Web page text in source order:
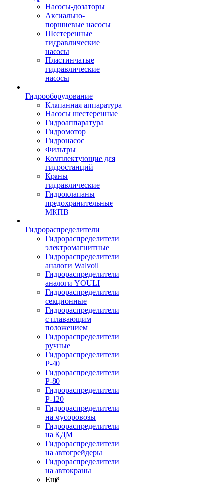
Насосы-дозаторы
Аксиально-
поршневые насосы
Шестеренные
гидравлические
насосы
Пластинчатые
гидравлические
насосы
Гидрооборудование
Клапанная аппаратура
Насосы шестеренные
Гидроаппаратура
Гидромотор
Гидронасос
Фильтры
Комплектующие для
гидростанций
Краны
гидравлические
Гидроклапаны
предохранительные
МКПВ
Гидрораспределители
Гидрораспределители
электромагнитные
Гидрораспределители
аналоги Walvoil
Гидрораспределители
аналоги YOULI
Гидрораспределители
секционные
Гидрораспределители
с плавающим
положением
Гидрораспределители
ручные
Гидрораспределители
Р-40
Гидрораспределители
Р-80
Гидрораспределители
Р-120
Гидрораспределители
на мусоровозы
Гидрораспределители
на КДМ
Гидрораспределители
на автогрейдеры
Гидрораспределители
на автокраны
Ещё